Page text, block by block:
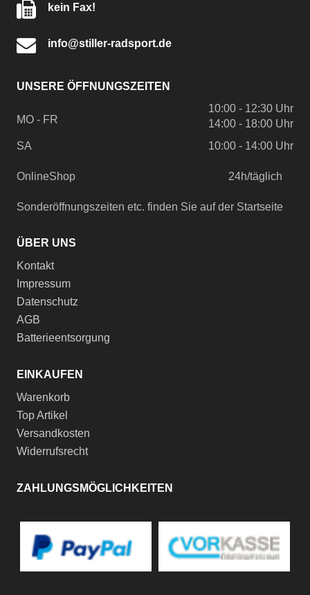
kein Fax!
info@stiller-radsport.de
UNSERE ÖFFNUNGSZEITEN
MO - FR
10:00 - 12:30 Uhr
14:00 - 18:00 Uhr
SA
10:00 - 14:00 Uhr
OnlineShop 24h/täglich
Sonderöffnungszeiten etc. finden Sie auf der Startseite
ÜBER UNS
Kontakt
Impressum
Datenschutz
AGB
Batterieentsorgung
EINKAUFEN
Warenkorb
Top Artikel
Versandkosten
Widerrufsrecht
ZAHLUNGSMÖGLICHKEITEN